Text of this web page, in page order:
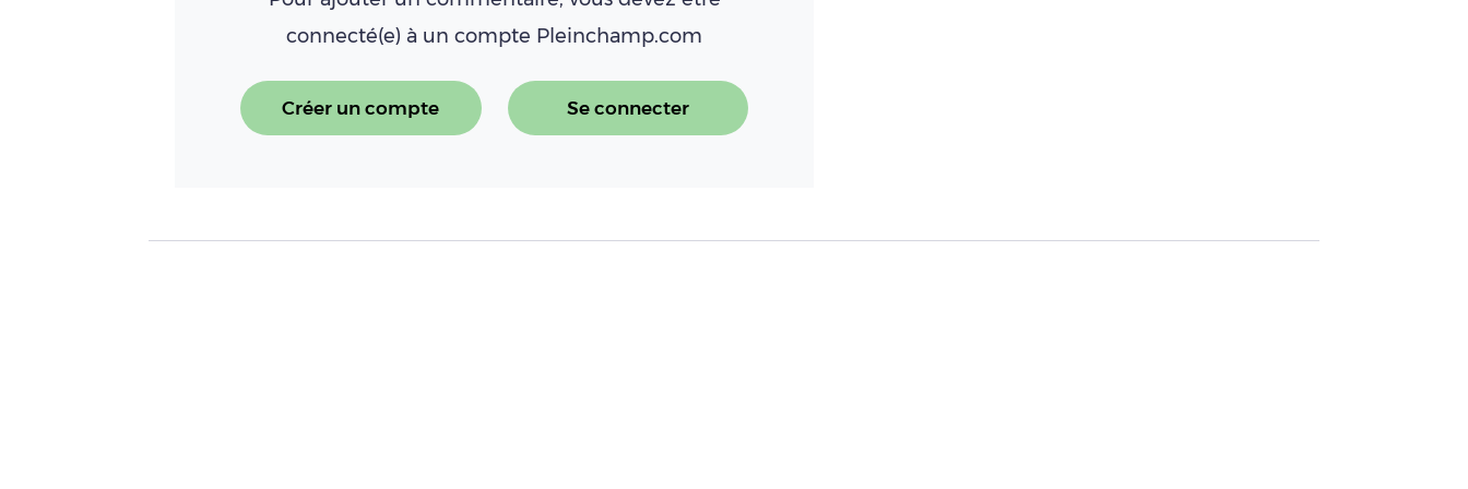
connecté(e) à un compte Pleinchamp.com
Créer un compte Se connecter